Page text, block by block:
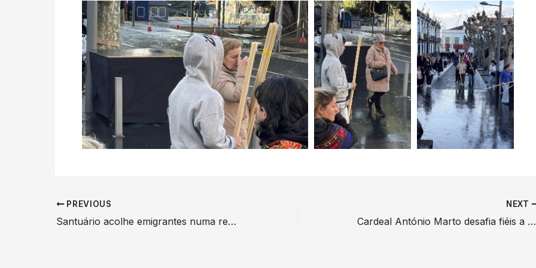
PREVIOUS
Santuário acolhe emigrantes numa receção inédita que reuniu cerca de 80 participantes
NEXT
Cardeal António Marto desafia fiéis a reconhecer o sofrimento do mundo a partir do rosto desfigurado de Jesus